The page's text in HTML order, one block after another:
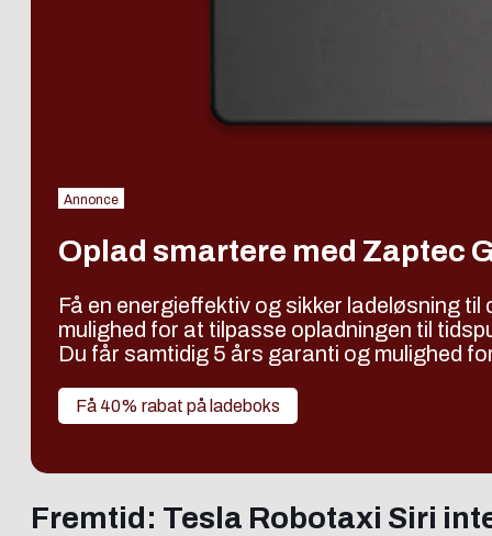
Annonce
Oplad smartere med Zaptec
Få en energieffektiv og sikker ladeløsning
mulighed for at tilpasse opladningen til
Du får samtidig 5 års garanti og mulighed
Få 40% rabat på ladeboks
Fremtid: Tesla Robotaxi Siri